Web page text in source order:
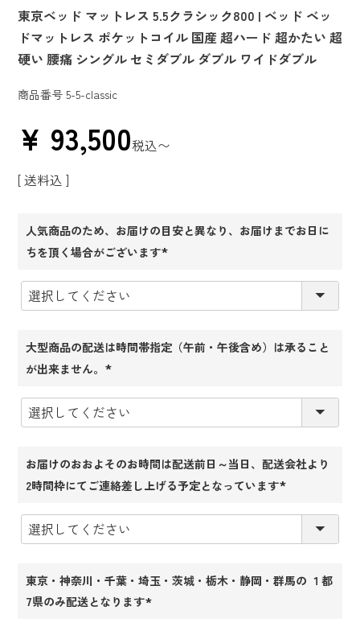
東京ベッド マットレス 5.5クラシック800 | ベッド ベッ
ドマットレス ポケットコイル 国産 超ハード 超かたい 超
硬い 腰痛 シングル セミダブル ダブル ワイドダブル
商品番号 5-5-classic
¥ 93,500税込〜
送料込
人気商品のため、お届けの目安と異なり、お届けまでお日に
ちを頂く場合がございます
大型商品の配送は時間帯指定（午前・午後含め）は承ること
が出来ません。
須)
お届けのおおよそのお時間は配送前日～当日、配送会社より
2時間枠にてご連絡差し上げる予定となっています
東京・神奈川・千葉・埼玉・茨城・栃木・静岡・群馬の １都
7県のみ配送となります